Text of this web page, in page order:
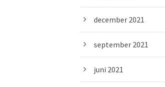
december 2021
september 2021
juni 2021